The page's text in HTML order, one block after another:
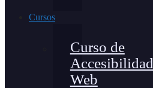
Cursos
Curso de
Accesibilidad
Web